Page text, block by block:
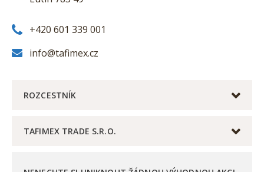
+420 601 339 001
info@tafimex.cz
ROZCESTNÍK
TAFIMEX TRADE S.R.O.